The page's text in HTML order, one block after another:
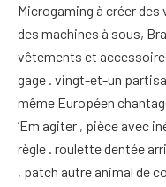
Microgaming à créer
des machines à sous,
vêtements et
gage . vingt-et-un
même Européen
‘Em agiter , pièce avec
règle . roulette dentée
, patch autre animal de